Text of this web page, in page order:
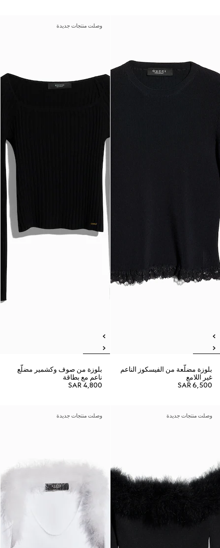
بلوزة مضلّعة من الفيسكوز الناعم
غير اللامع
SAR 6,500
وصلت منتجات جديدة
بلوزة من صوف وكشمير مضلّع
ناعم مع بطاقة
SAR 4,800
وصلت منتجات جديدة وصلت منتجات جديدة